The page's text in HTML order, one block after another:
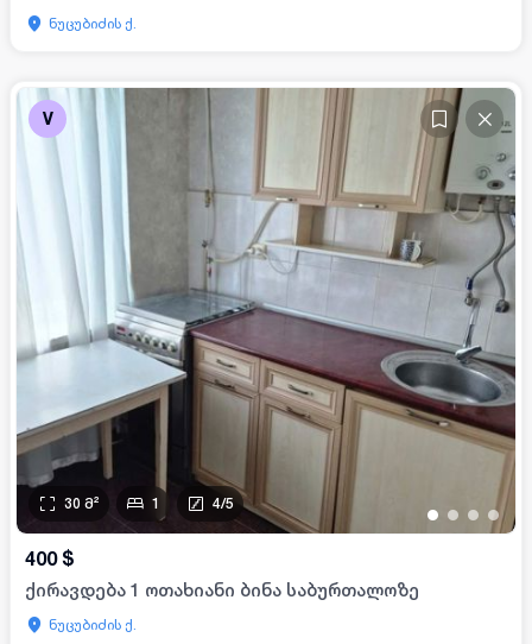
ნუცუბიძის ქ.
V
• • • •
30 მ² 1 4/5
400 $
ქირავდება 1 ოთახიანი ბინა საბურთალოზე
ნუცუბიძის ქ.